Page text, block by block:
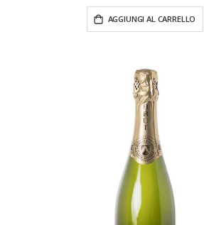
AGGIUNGI AL CARRELLO